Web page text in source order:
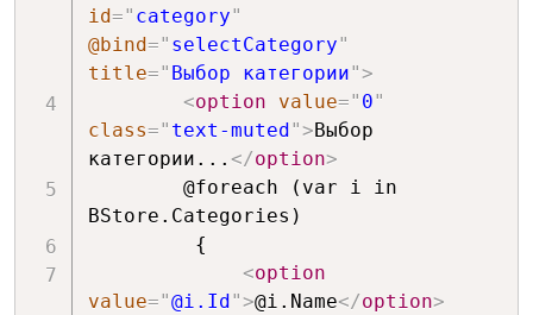
id=" category"
@bind=" selectCategory"
title=" Выбор категории">
<option value=" 0"
class=" text-muted">Выбор
категории... </option>
BStore.Categories)
<option
value="@i.Id">@i.Name</option>